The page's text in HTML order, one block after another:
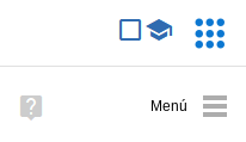
avanzada
Ayuda
(en